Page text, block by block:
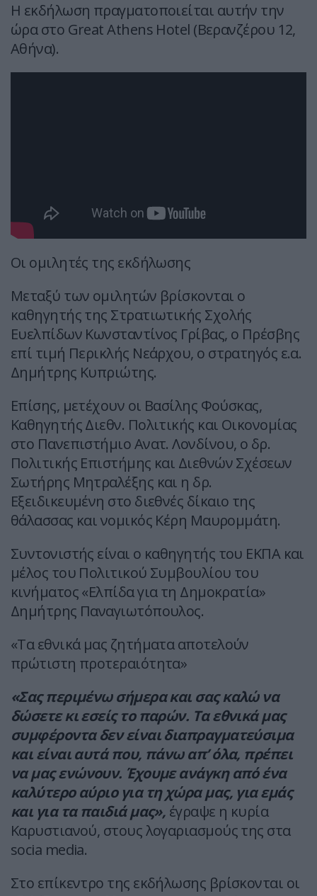
Η εκδήλωση πραγματοποιείται αυτήν την
ώρα στο Great Athens Hotel (Βερανζέρου 12,
Αθήνα).
Οι ομιλητές της εκδήλωσης
Μεταξύ των ομιλητών βρίσκονται ο
καθηγητής της Στρατιωτικής Σχολής
Ευελπίδων Κωνσταντίνος Γρίβας, ο Πρέσβης
επί τιμή Περικλής Νεάρχου, ο στρατηγός ε.α.
Δημήτρης Κυπριώτης.
Επίσης, μετέχουν οι Βασίλης Φούσκας,
Καθηγητής Διεθν. Πολιτικής και Οικονομίας
στο Πανεπιστήμιο Ανατ. Λονδίνου, ο δρ.
Πολιτικής Επιστήμης και Διεθνών Σχέσεων
Σωτήρης Μητραλέξης και η δρ.
Εξειδικευμένη στο διεθνές δίκαιο της
θάλασσας και νομικός Κέρη Μαυρομμάτη.
Συντονιστής είναι ο καθηγητής του ΕΚΠΑ και
μέλος του Πολιτικού Συμβουλίου του
κινήματος «Ελπίδα για τη Δημοκρατία»
Δημήτρης Παναγιωτόπουλος.
«Τα εθνικά μας ζητήματα αποτελούν
πρώτιστη προτεραιότητα»
«Σας περιμένω σήμερα και σας καλώ να
δώσετε κι εσείς το παρών. Τα εθνικά μας
συμφέροντα δεν είναι διαπραγματεύσιμα
και είναι αυτά που, πάνω απ’ όλα, πρέπει
να μας ενώνουν. Έχουμε ανάγκη από ένα
καλύτερο αύριο για τη χώρα μας, για εμάς
και για τα παιδιά μας», έγραψε η κυρία
Καρυστιανού, στους λογαριασμούς της στα
socia media.
Στο επίκεντρο της εκδήλωσης βρίσκονται οι